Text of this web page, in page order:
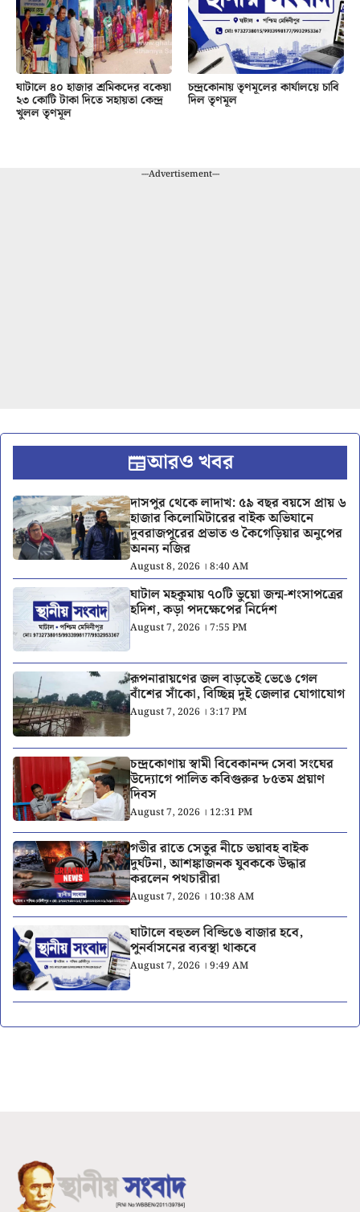
ঘাটালে ৪০ হাজার শ্রমিকদের বকেয়া
২৩ কোটি টাকা দিতে সহায়তা কেন্দ্র
খুলল তৃণমূল
চন্দ্রকোনায় তৃণমূলের কার্যালয়ে চাবি
দিল তৃণমূল
---Advertisement---
আরও খবর
দাসপুর থেকে লাদাখ: ৫৯ বছর বয়সে প্রায় ৬
হাজার কিলোমিটারের বাইক অভিযানে
দুবরাজপুরের প্রভাত ও কৈগেড়িয়ার অনুপের
অনন্য নজির
August 8, 2026 । 8:40 AM
ঘাটাল মহকুমায় ৭০টি ভুয়ো জন্ম-শংসাপত্রের
হদিশ, কড়া পদক্ষেপের নির্দেশ
August 7, 2026 । 7:55 PM
রূপনারায়ণের জল বাড়তেই ভেঙে গেল
বাঁশের সাঁকো, বিচ্ছিন্ন দুই জেলার যোগাযোগ
August 7, 2026 । 3:17 PM
চন্দ্রকোণায় স্বামী বিবেকানন্দ সেবা সংঘের
উদ্যোগে পালিত কবিগুরুর ৮৫তম প্রয়াণ
দিবস
August 7, 2026 । 12:31 PM
গভীর রাতে সেতুর নীচে ভয়াবহ বাইক
দুর্ঘটনা, আশঙ্কাজনক যুবককে উদ্ধার
করলেন পথচারীরা
August 7, 2026 । 10:38 AM
ঘাটালে বহুতল বিল্ডিঙে বাজার হবে,
পুনর্বাসনের ব্যবস্থা থাকবে
August 7, 2026 । 9:49 AM